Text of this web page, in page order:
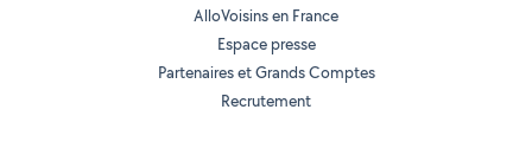
AlloVoisins en France
Espace presse
Partenaires et Grands Comptes
Recrutement